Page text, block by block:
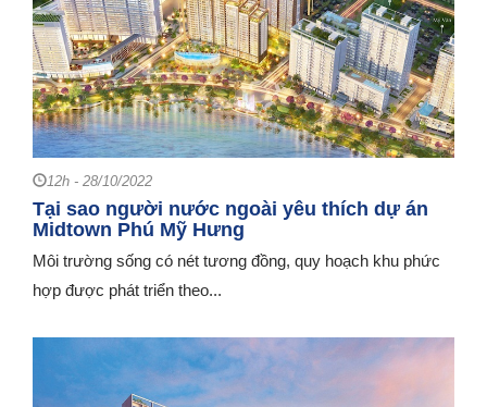
12h - 28/10/2022
Tại sao người nước ngoài yêu thích dự án
Midtown Phú Mỹ Hưng
Môi trường sống có nét tương đồng, quy hoạch khu phức
hợp được phát triển theo...